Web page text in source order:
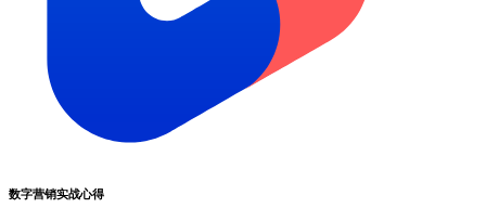
数字营销实战心得